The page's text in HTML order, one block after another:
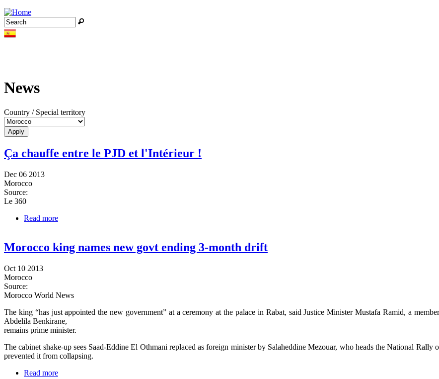
Jump to navigation
Search form
Search
News
Country / Special territory
Ça chauffe entre le PJD et l'Intérieur !
Dec 06 2013
Morocco
Source:
Le 360
Read more
Morocco king names new govt ending 3-month drift
Oct 10 2013
Morocco
Source:
Morocco World News
The king “has just appointed the new government” at a ceremony at the palace in Rabat, said Justice Minister Mustafa Ramid, a
Abdelila Benkirane,
remains prime minister.
The cabinet shake-up sees Saad-Eddine El Othmani replaced as foreign minister by Salaheddine Mezouar, who heads the National
prevented it from collapsing.
Read more